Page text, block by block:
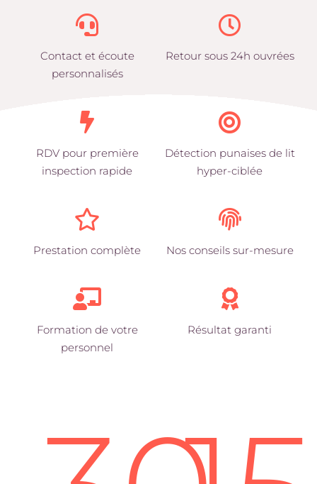
Contact et écoute
personnalisés
Retour sous 24h ouvrées
RDV pour première
inspection rapide
Détection punaises de lit
hyper-ciblée
Prestation complète Nos conseils sur-mesure
Formation de votre
personnel
Résultat garanti